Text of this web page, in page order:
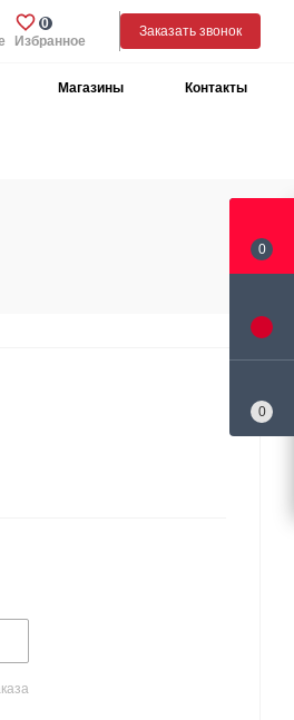
Избранное
0
Заказать звонок
Магазины Контакты
0
0